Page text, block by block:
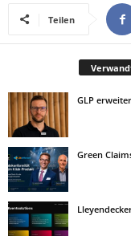
Teilen
GLP
Green